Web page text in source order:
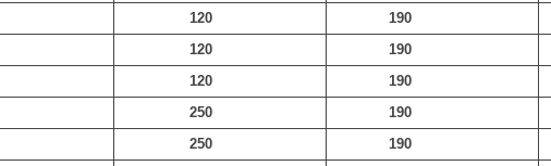
120 190
120 190
120 190
250 190
250 190